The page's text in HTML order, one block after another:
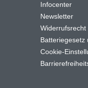
Infocenter
Newsletter
Widerrufsrecht
Batteriegesetz
Cookie-